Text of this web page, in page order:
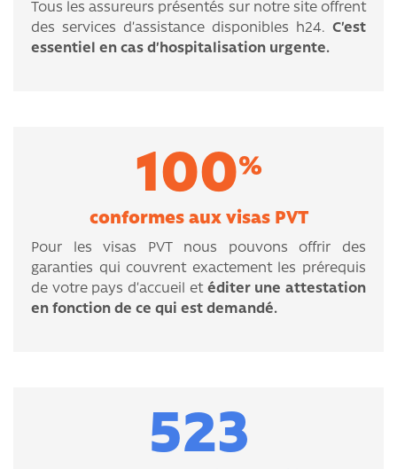
Tous les assureurs présentés sur notre site offrent
des services d’assistance disponibles h24. C’est
essentiel en cas d’hospitalisation urgente.
100%
conformes aux visas PVT
Pour les visas PVT nous pouvons offrir des
garanties qui couvrent exactement les prérequis
de votre pays d’accueil et éditer une attestation
en fonction de ce qui est demandé.
523